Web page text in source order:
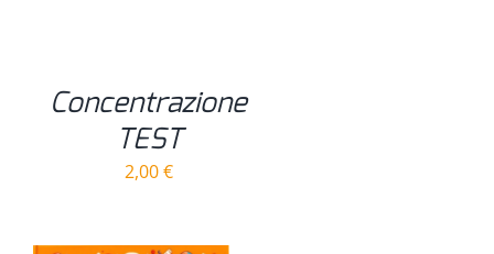
Concentrazione
TEST
2,00€